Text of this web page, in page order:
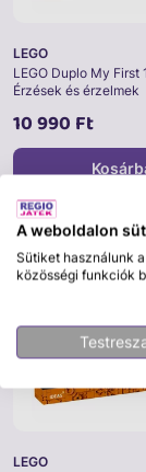
LEGO
LEGO Duplo My First
Érzések és érzelmek
10 990 Ft
LEGO
A weboldalon
Sütiket használunk
közösségi funkciók